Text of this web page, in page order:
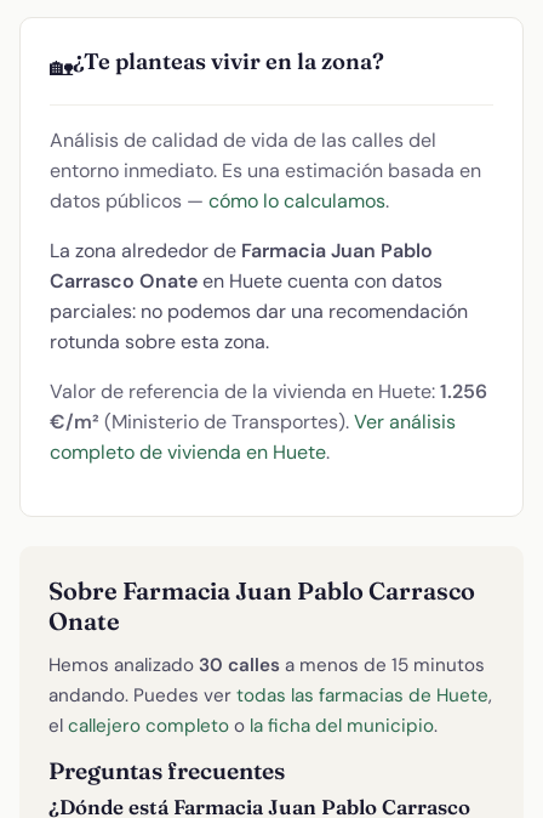
🏡¿Te planteas vivir en la zona?
Análisis de calidad de vida de las calles del
entorno inmediato. Es una estimación basada en
datos públicos — cómo lo calculamos.
La zona alrededor de Farmacia Juan Pablo
Carrasco Onateen Huete cuenta con datos
parciales: no podemos dar una recomendación
rotunda sobre esta zona.
Valor de referencia de la vivienda en Huete:1.256
€/m² (Ministerio de Transportes).Ver análisis
completo de vivienda en Huete.
Sobre Farmacia Juan Pablo Carrasco
Onate
Hemos analizado 30 calles a menos de 15 minutos
andando. Puedes ver todas las farmacias de Huete,
el callejero completo o la ficha del municipio.
Preguntas frecuentes
¿Dónde está Farmacia Juan Pablo Carrasco